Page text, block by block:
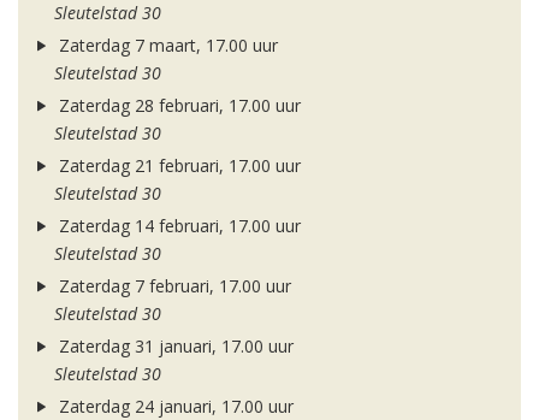
Sleutelstad 30
Zaterdag 7 maart, 17.00 uur
Sleutelstad 30
Zaterdag 28 februari, 17.00 uur
Sleutelstad 30
Zaterdag 21 februari, 17.00 uur
Sleutelstad 30
Zaterdag 14 februari, 17.00 uur
Sleutelstad 30
Zaterdag 7 februari, 17.00 uur
Sleutelstad 30
Zaterdag 31 januari, 17.00 uur
Sleutelstad 30
Zaterdag 24 januari, 17.00 uur